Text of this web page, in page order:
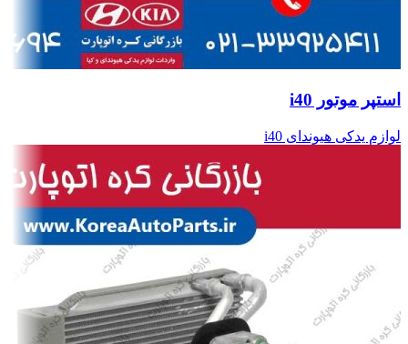
استپر موتور i40
لوازم یدکی هیوندای i40